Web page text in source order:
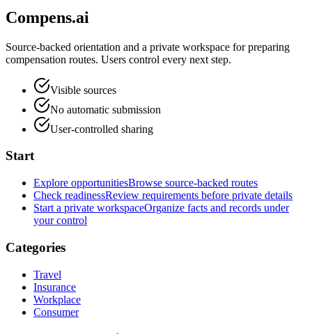
Compens.ai
Source-backed orientation and a private workspace for preparing
compensation routes. Users control every next step.
Visible sources
No automatic submission
User-controlled sharing
Start
Explore opportunitiesBrowse source-backed routes
Check readinessReview requirements before private details
Start a private workspaceOrganize facts and records under
your control
Categories
Travel
Insurance
Workplace
Consumer